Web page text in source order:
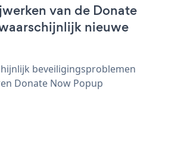
van de Donate
nieuwe
beveiligingsproblemen
Donate Now Popup